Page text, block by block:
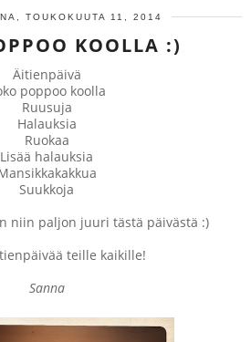
TOUKOKUUTA 11, 2014
KOOLLA :)
Äitienpäivä
poppoo koolla
Ruusuja
Halauksia
Ruokaa
Lisää halauksia
Suukkoja
niin paljon juuri tästä päivästä :)
teille kaikille!
Sanna